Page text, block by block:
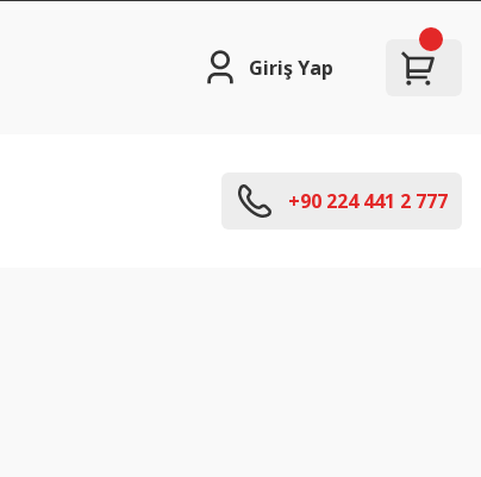
Giriş Yap
+90 224 441 2 777